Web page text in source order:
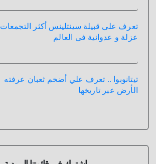
تعرف على قبيلة سينتلينس أكثر التجمعات
عزلة و عدوانية فى العالم
تيتانوبوا .. تعرف علي أضخم ثعبان عرفته
الأرض عبر تاريخها